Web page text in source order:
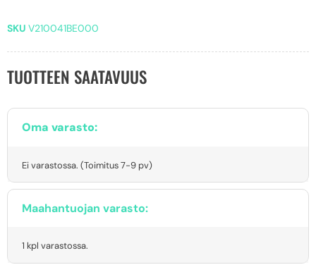
SKU V210041BE000
TUOTTEEN SAATAVUUS
Oma varasto:
Ei varastossa. (Toimitus 7-9 pv)
Maahantuojan varasto:
1 kpl varastossa.